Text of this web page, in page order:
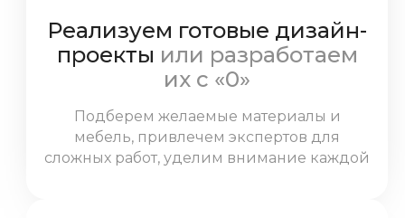
Реализуем готовые дизайн-
проекты или разработаем
их с «0»
Подберем желаемые материалы и
мебель, привлечем экспертов для
сложных работ, уделим внимание каждой